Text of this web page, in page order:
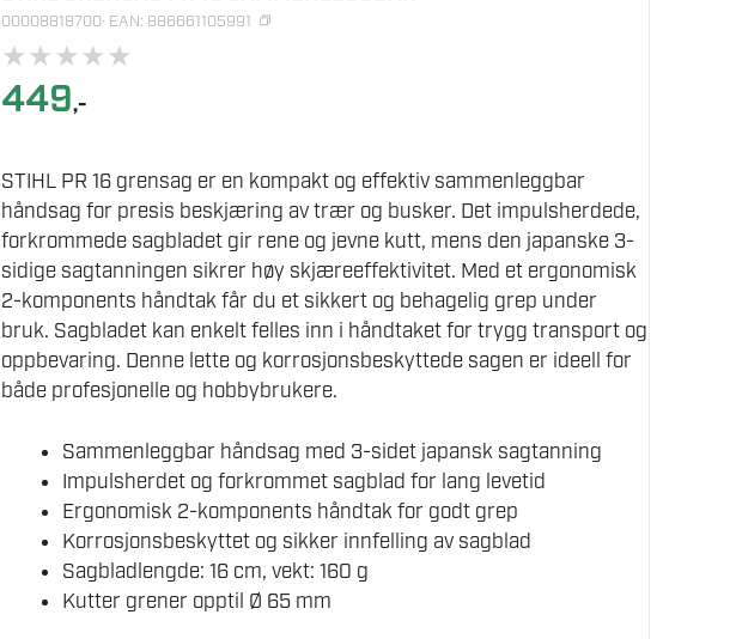
00008818700· EAN: 886661105991
★★★★★
449,-
STIHL PR 16 grensag er en kompakt og effektiv sammenleggbar
håndsag for presis beskjæring av trær og busker. Det impulsherdede,
forkrommede sagbladet gir rene og jevne kutt, mens den japanske 3-
sidige sagtanningen sikrer høy skjæreeffektivitet. Med et ergonomisk
2-komponents håndtak får du et sikkert og behagelig grep under
bruk. Sagbladet kan enkelt felles inn i håndtaket for trygg transport og
oppbevaring. Denne lette og korrosjonsbeskyttede sagen er ideell for
både profesjonelle og hobbybrukere.
Sammenleggbar håndsag med 3-sidet japansk sagtanning
Impulsherdet og forkrommet sagblad for lang levetid
Ergonomisk 2-komponents håndtak for godt grep
Korrosjonsbeskyttet og sikker innfelling av sagblad
Sagbladlengde: 16 cm, vekt: 160 g
Kutter grener opptil Ø 65 mm